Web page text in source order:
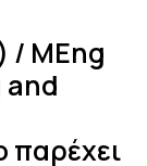
/ MEng
παρέχει